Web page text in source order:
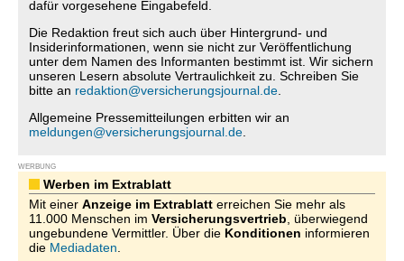
dafür vorgesehene Eingabefeld.
Die Redaktion freut sich auch über Hintergrund- und
Insiderinformationen, wenn sie nicht zur Veröffentlichung
unter dem Namen des Informanten bestimmt ist. Wir sichern
unseren Lesern absolute Vertraulichkeit zu. Schreiben Sie
bitte an redaktion@versicherungsjournal.de
Allgemeine Pressemitteilungen erbitten wir an
meldungen@versicherungsjournal.de
WERBUNG
Werben im Extrablatt
Mit einer Anzeige im Extrablatt erreichen Sie mehr als
11.000 Menschen im Versicherungsvertrieb , überwiegend
ungebundene Vermittler. Über die Konditionen informieren
die Mediadaten